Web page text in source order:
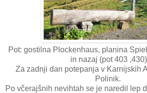
Pot: gostilna Plockenhaus, planina
in nazaj (pot 403 ,430)
Za zadnji dan potepanja v Karnijskih
Polinik.
Po včerajšnih nevihtah se je naredil lep